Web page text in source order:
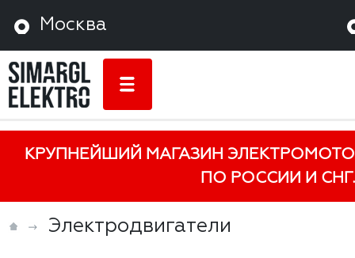
Москва
КРУПНЕЙШИЙ МАГАЗИН
ПО РОССИИ И СНГ.
Электродвигатели